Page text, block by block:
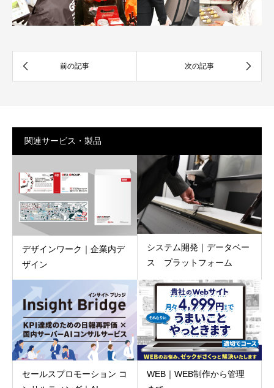
関連サービス・製品
デザインワーク｜企業内デ
ザイン
システム開発｜データベー
ス プラットフォーム
セールスプロモーション コ
WEB｜WEB制作から管理